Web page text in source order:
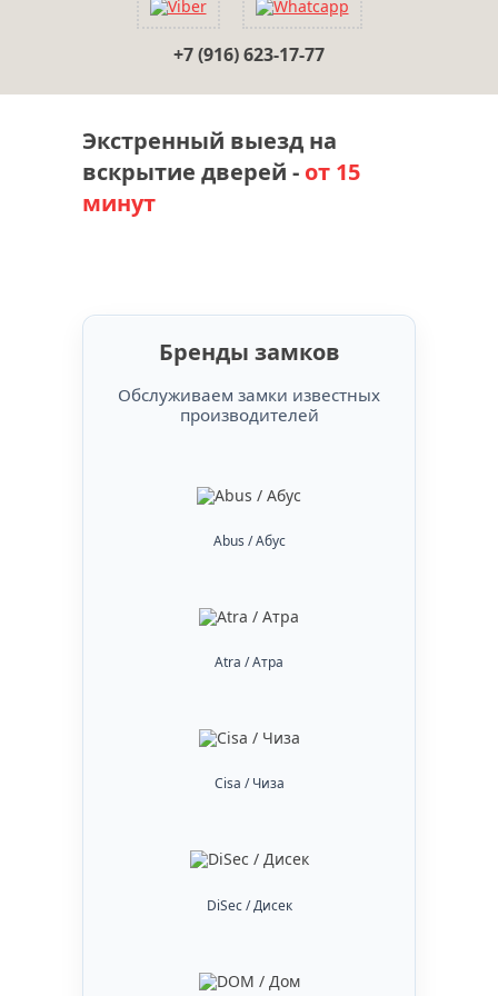
+7 (916) 623-17-77
Экстренный выезд на
вскрытие дверей - от 15
минут
Бренды замков
Обслуживаем замки известных
производителей
Abus / Абус
Atra / Атра
Cisa / Чиза
DiSec / Дисек